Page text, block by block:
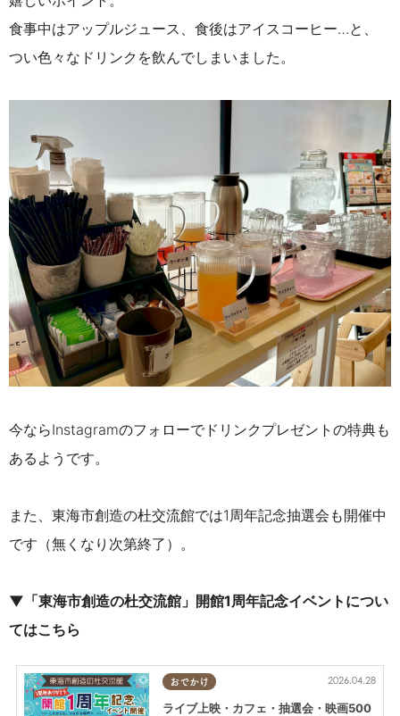
食事中はアップルジュース、食後はアイスコーヒー…と、
つい色々なドリンクを飲んでしまいました。
今ならInstagramのフォローでドリンクプレゼントの特典も
あるようです。
また、東海市創造の杜交流館では1周年記念抽選会も開催中
です（無くなり次第終了）。
▼「東海市創造の杜交流館」開館1周年記念イベントについ
てはこちら
おでかけ 2026.04.28
ライブ上映・カフェ・抽選会・映画500